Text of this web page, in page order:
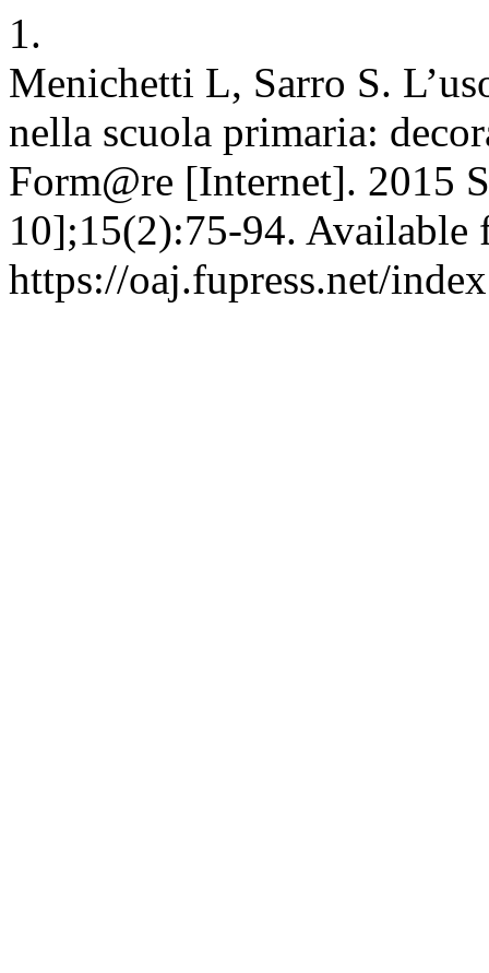
1.
Menichetti L, Sarro S.
nella scuola primaria:
Form@re [Internet]. 2015
10];15(2):75-94. Available
https://oaj.fupress.net/